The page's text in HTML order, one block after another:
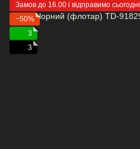
Замов до 16.00 і відправимо сьогодні
−50%
3
3